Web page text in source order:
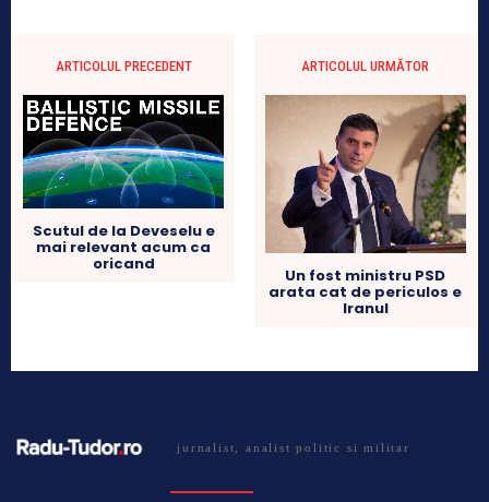
ARTICOLUL PRECEDENT
Scutul de la Deveselu e
mai relevant acum ca
oricand
ARTICOLUL URMĂTOR
Un fost ministru PSD
arata cat de periculos e
Iranul
jurnalist, analist politic si militar